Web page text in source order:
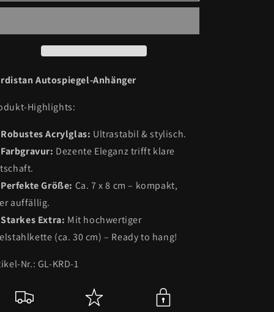
Anhänger
Anhänger
Autospiegel-Anhänger
Highlights:
Acrylglas: Ultrastabil & stylisch.
Dezente Eleganz trifft klare
Größe: Ca. 7 x 8 cm – kompakt,
auffällig.
Extra: Mit hochwertiger
(ca. 30 cm) – Ready to hang!
Nr.: GL-KRD-1